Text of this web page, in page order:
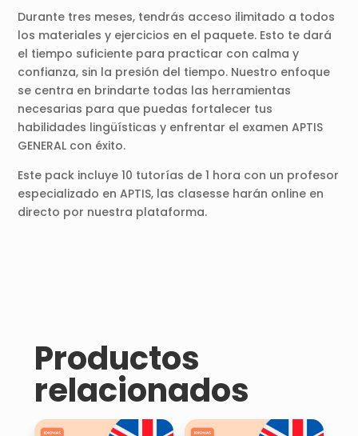
Durante tres meses, tendrás acceso ilimitado a todos
los materiales y ejercicios en el paquete. Esto te dará
el tiempo suficiente para practicar con calma y
confianza, sin la presión del tiempo. Nuestro enfoque
se centra en brindarte todas las herramientas
necesarias para que puedas fortalecer tus
habilidades lingüísticas y enfrentar el examen APTIS
GENERAL con éxito.
Este pack incluye 10 tutorías de 1 hora con un profesor
especializado en APTIS, las clasesse harán online en
directo por nuestra plataforma.
Productos
relacionados